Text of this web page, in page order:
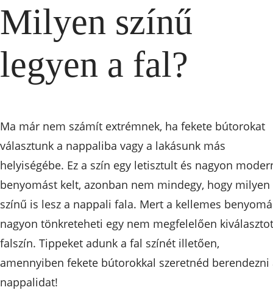
Milyen színű
legyen a fal?
Ma már nem számít extrémnek, ha fekete bútorokat
választunk a nappaliba vagy a lakásunk más
helyiségébe. Ez a szín egy letisztult és nagyon
benyomást kelt, azonban nem mindegy, hogy milyen
színű is lesz a nappali fala. Mert a kellemes
nagyon tönkreteheti egy nem megfelelően
falszín. Tippeket adunk a fal színét illetően,
amennyiben fekete bútorokkal szeretnéd berendezni
nappalidat!